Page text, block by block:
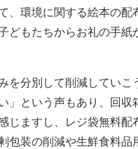
、環境に関する絵本の配
どもたちからお礼の手紙
を分別して削減していこ
」という声もあり、回収
じますし、レジ袋無料配
包装の削減や生鮮食料品